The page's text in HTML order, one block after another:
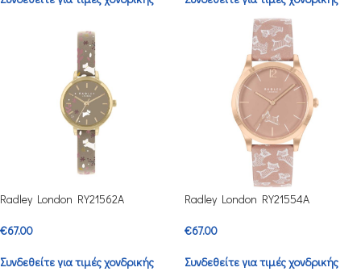
Radley London RY21562A
€67.00
Συνδεθείτε για τιμές χονδρικής
Radley London RY21554A
€67.00
Συνδεθείτε για τιμές χονδρικής